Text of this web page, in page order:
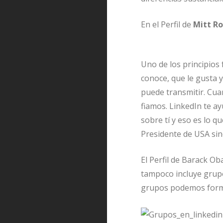
En el Perfil de Mitt
Uno de los principios
conoce, que le gusta
puede transmitir.
fiamos. LinkedIn te
sobre tí y eso es lo
Presidente de USA
El Perfil de Barack
tampoco incluye
grupos podemos